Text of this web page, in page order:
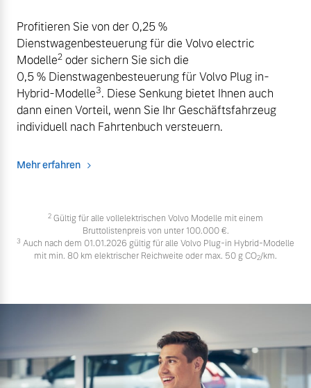
Profitieren Sie von der 0,25 %
Dienstwagenbesteuerung für die Volvo electric
Modelle2 oder sichern Sie sich die
0,5 % Dienstwagenbesteuerung für Volvo Plug in-
Hybrid-Modelle3. Diese Senkung bietet Ihnen auch
dann einen Vorteil, wenn Sie Ihr Geschäftsfahrzeug
individuell nach Fahrtenbuch versteuern.
Mehr erfahren
2 Gültig für alle vollelektrischen Volvo Modelle mit einem
Bruttolistenpreis von unter 100.000 €.
3 Auch nach dem 01.01.2026 gültig für alle Volvo Plug-in Hybrid-Modelle
mit min. 80 km elektrischer Reichweite oder max. 50 g CO2/km.